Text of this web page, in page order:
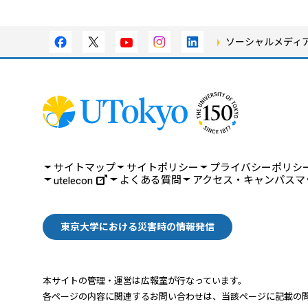
ソーシャルメディ
サイトマップ サイトポリシー
プライバシーポリシ
utelecon
よくある質問 アクセス・キャンパスマ
東京大学における災害時の情報発信
本サイトの管理・運営は広報室が行なっています。
各ページの内容に関連するお問い合わせは、 当該ページに記載の